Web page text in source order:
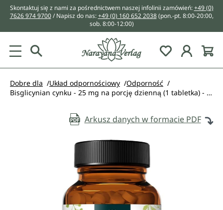
zawartości
Skontaktuj się z nami za pośrednictwem naszej infolinii zamówień:+49 (0)
7626 974 9700/ Napisz do nas:+49 (0) 160 652 2038 (pon.-pt. 8:00-20:00,
sob. 8:00-12:00)
You have 0
Dobre dla Układ odpornościowy
Odporność
Bisglicynian cynku - 25 mg na porcję dzienną (1 tabletka) - wysokodawkowy - 365 tabletek - od Unimedica
Arkusz danych w formacie PDF